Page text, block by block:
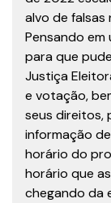
alvo de falsas
Pensando em
para que
Justiça
e votação,
seus direitos,
informação
horário do
horário que
chegando da